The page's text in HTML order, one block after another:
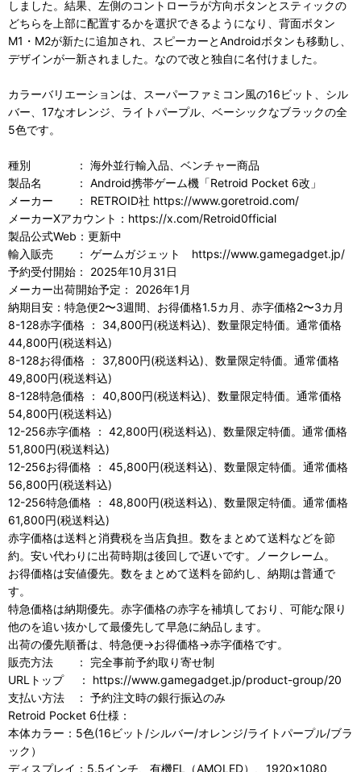
しました。結果、左側のコントローラが方向ボタンとスティックの
どちらを上部に配置するかを選択できるようになり、背面ボタン
M1・M2が新たに追加され、スピーカーとAndroidボタンも移動し、
デザインが一新されました。なので改と独自に名付けました。
カラーバリエーションは、スーパーファミコン風の16ビット、シル
バー、17なオレンジ、ライトパープル、ベーシックなブラックの全
5色です。
種別 ： 海外並行輸入品、ベンチャー商品
製品名 ： Android携帯ゲーム機「Retroid Pocket 6改」
メーカー ： RETROID社 https://www.goretroid.com/
メーカーXアカウント：https://x.com/Retroid0fficial
製品公式Web：更新中
輸入販売 ： ゲームガジェット https://www.gamegadget.jp/
予約受付開始： 2025年10月31日
メーカー出荷開始予定： 2026年1月
納期目安：特急便2〜3週間、お得価格1.5カ月、赤字価格2〜3カ月
8-128赤字価格 ： 34,800円(税送料込)、数量限定特価。通常価格
44,800円(税送料込)
8-128お得価格 ： 37,800円(税送料込)、数量限定特価。通常価格
49,800円(税送料込)
8-128特急価格 ： 40,800円(税送料込)、数量限定特価。通常価格
54,800円(税送料込)
12-256赤字価格 ： 42,800円(税送料込)、数量限定特価。通常価格
51,800円(税送料込)
12-256お得価格 ： 45,800円(税送料込)、数量限定特価。通常価格
56,800円(税送料込)
12-256特急価格 ： 48,800円(税送料込)、数量限定特価。通常価格
61,800円(税送料込)
赤字価格は送料と消費税を当店負担。数をまとめて送料などを節
約。安い代わりに出荷時期は後回しで遅いです。ノークレーム。
お得価格は安値優先。数をまとめて送料を節約し、納期は普通で
す。
特急価格は納期優先。赤字価格の赤字を補填しており、可能な限り
他のを追い抜かして最優先して早急に納品します。
出荷の優先順番は、特急便→お得価格→赤字価格です。
販売方法 ： 完全事前予約取り寄せ制
URLトップ ： https://www.gamegadget.jp/product-group/20
支払い方法 ： 予約注文時の銀行振込のみ
Retroid Pocket 6仕様：
本体カラー：5色(16ビット/シルバー/オレンジ/ライトパープル/ブラ
ック）
ディスプレイ：5.5インチ、有機EL（AMOLED）、1920×1080、